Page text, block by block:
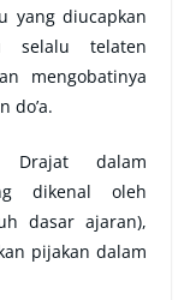
yang diucapkan
selalu telaten
mengobatinya
do’a.
Drajat dalam
dikenal oleh
dasar ajaran),
pijakan dalam